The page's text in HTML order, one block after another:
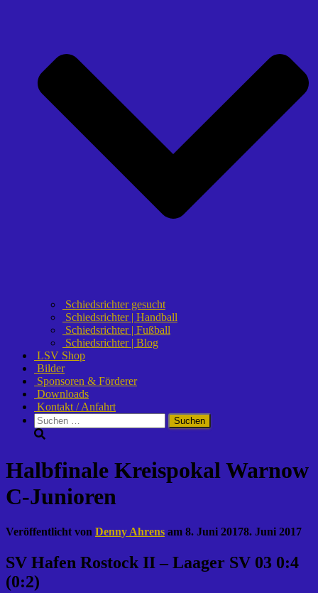
Schiedsrichter gesucht
Schiedsrichter | Handball
Schiedsrichter | Fußball
Schiedsrichter | Blog
LSV Shop
Bilder
Sponsoren & Förderer
Downloads
Kontakt / Anfahrt
Suchen
nach:
Halbfinale Kreispokal Warnow
C-Junioren
Veröffentlicht von Denny Ahrens am 8. Juni 20178. Juni 2017
SV Hafen Rostock II – Laager SV 03 0:4
(0:2)